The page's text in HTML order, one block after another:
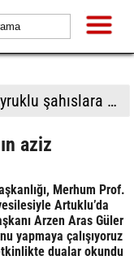
BTP Antalya İl Başkanlığından yoğun mesai: İl binasında ve Manavgat'ta üye buluşmaları
aziz
Merhum Prof.
Artuklu’da
Arzen Aras Güler
yapmaya çalışıyoruz
dualar okundu